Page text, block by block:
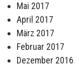
Mai 2017
April 2017
März 2017
Februar 2017
Dezember 2016